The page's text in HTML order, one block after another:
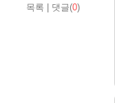
목록 댓글(0)